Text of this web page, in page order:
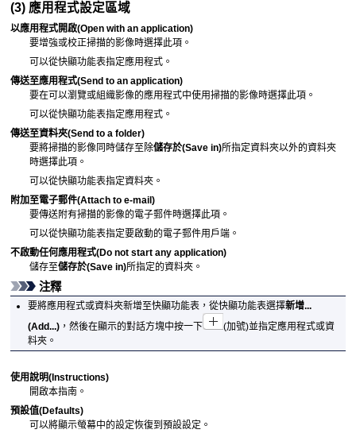
(3) 應用程式設定區域
以應用程式開啟(Open with an application)
要增強或校正掃描的影像時選擇此項。
可以從快顯功能表指定應用程式。
傳送至應用程式(Send to an application)
要在可以瀏覽或組織影像的應用程式中使用掃描的影像時選擇此項。
可以從快顯功能表指定應用程式。
傳送至資料夾(Send to a folder)
要將掃描的影像同時儲存至除儲存於(Save in)所指定資料夾以外的資料夾
時選擇此項。
可以從快顯功能表指定資料夾。
附加至電子郵件(Attach to e-mail)
要傳送附有掃描的影像的電子郵件時選擇此項。
可以從快顯功能表指定要啟動的電子郵件用戶端。
不啟動任何應用程式(Do not start any application)
儲存至儲存於(Save in)所指定的資料夾。
注釋
要將應用程式或資料夾新增至快顯功能表，從快顯功能表選擇新增...
(Add...) ，然後在顯示的對話方塊中按一下
(加號)並指定應用程式或資
料夾。
使用說明(Instructions)
開啟本指南。
預設值(Defaults)
可以將顯示螢幕中的設定恢復到預設設定。